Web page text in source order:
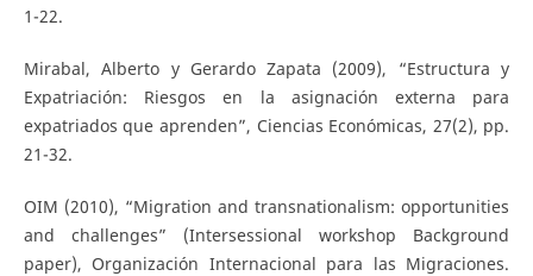
1-22.
Mirabal, Alberto y Gerardo Zapata (2009), “Estructura y
Expatriación: Riesgos en la asignación externa para
expatriados que aprenden”, Ciencias Económicas, 27(2), pp.
21-32.
OIM (2010), “Migration and transnationalism: opportunities
and challenges” (Intersessional workshop Background
paper), Organización Internacional para las Migraciones.